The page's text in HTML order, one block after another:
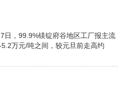
日，99.9%镁锭府谷地区工厂报主流
万元/吨之间，较元旦前走高约